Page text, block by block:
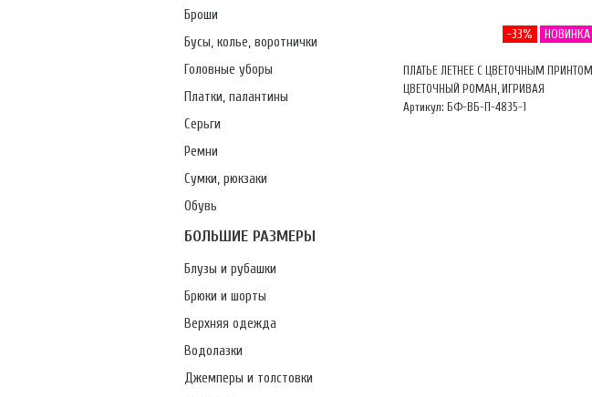
Броши
Бусы, колье, воротнички
Головные уборы
Платки, палантины
Серьги
Ремни
Сумки, рюкзаки
Обувь
БОЛЬШИЕ РАЗМЕРЫ
Блузы и рубашки
Брюки и шорты
Верхняя одежда
Водолазки
Джемперы и толстовки
-33% НОВИНКА
ПЛАТЬЕ ЛЕТНЕЕ С ЦВЕТОЧНЫМ ПРИНТОМ
ЦВЕТОЧНЫЙ РОМАН, ИГРИВАЯ
Артикул: БФ-ВБ-П-4835-1